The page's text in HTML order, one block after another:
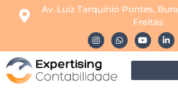
Av. Luiz Tarquínio Pontes,
Freitas